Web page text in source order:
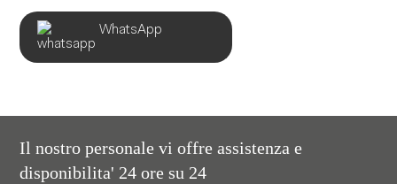
WhatsApp
Il nostro personale vi offre assistenza e
disponibilita' 24 ore su 24